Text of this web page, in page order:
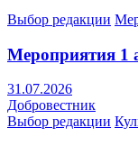
Выбор редакции
Мероприятия 1
31.07.2026
Добровестник
Выбор редакции